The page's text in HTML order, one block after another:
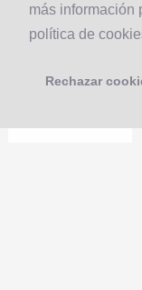
más información
política de
Rechazar